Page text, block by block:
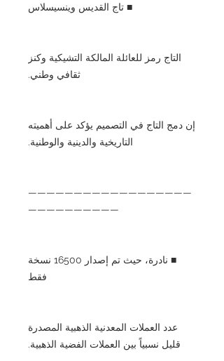
■ تاج القديس وينسيسلاس
التاج رمز للعائلة المالكة التشيكية وكنز
ثقافي وطني.
إن دمج التاج في التصميم يؤكد على أهميته
التاريخية والدينية والوطنية.
——————————————————
——————————
■ نادرة، حيث تم إصدار 16500 نسخة
فقط
عدد العملات المعدنية الذهبية المصدرة
قليل نسبياً بين العملات الفضية الذهبية.